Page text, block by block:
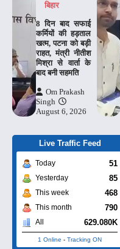
बिहार
8 दिन बाद सफाई
कर्मियों की हड़ताल
खत्म, पटना को बड़ी
राहत, मंत्री नीतीश
मिश्रा से वार्ता के
बाद बनी सहमति
Om Prakash
Singh
August 6, 2026
Live Traffic Feed
Today 51
Yesterday 85
This week 468
This month 790
All 629.080K
1 Online - Tracking ON